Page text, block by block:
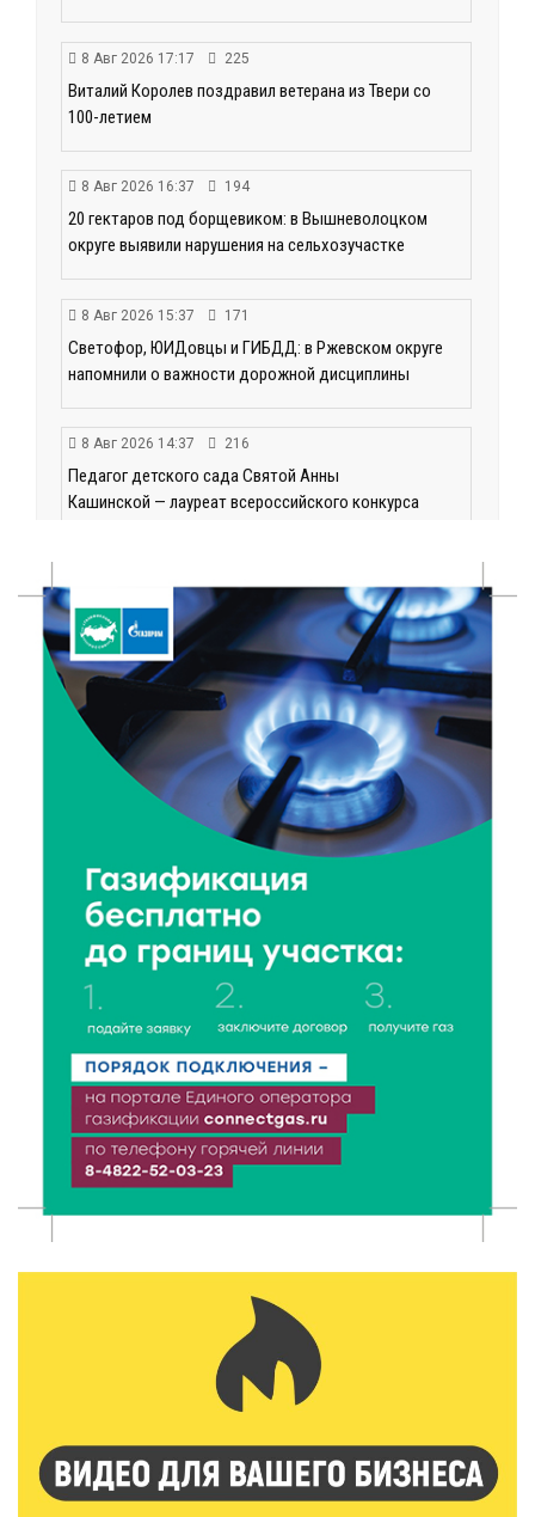
8 Авг 2026 17:17 225
Виталий Королев поздравил ветерана из Твери со
100-летием
8 Авг 2026 16:37 194
20 гектаров под борщевиком: в Вышневолоцком
округе выявили нарушения на сельхозучастке
8 Авг 2026 15:37 171
Светофор, ЮИДовцы и ГИБДД: в Ржевском округе
напомнили о важности дорожной дисциплины
8 Авг 2026 14:37 216
Педагог детского сада Святой Анны
Кашинской — лауреат всероссийского конкурса
Тверские экологи сняли на видео медвежий обед
8 Авг 2026 14:14 173
Виталий Королев запустил веловолну на Волге в
Калязине
8 Авг 2026 13:37 403
Чем удивит X Международный фестиваль «Калитка»
8 Авг 2026 12:37 227
Забыл вещи в транспорте? Рассказываем, что ждёт
пассажиров по новым правилам
8 Авг 2026 12:12 603
Более 40 миллионов на металлургию получил бизнес
Твери
8 Авг 2026 11:37 307
От теории до практики: в детских лагерях Тверской
Арбуз без риска: на что обратить внимание при
покупке — советы Роскачества
8 Авг 2026 10:21 299
Виталий Королев рассказал о доступном спорте
для жителей Верхневолжья